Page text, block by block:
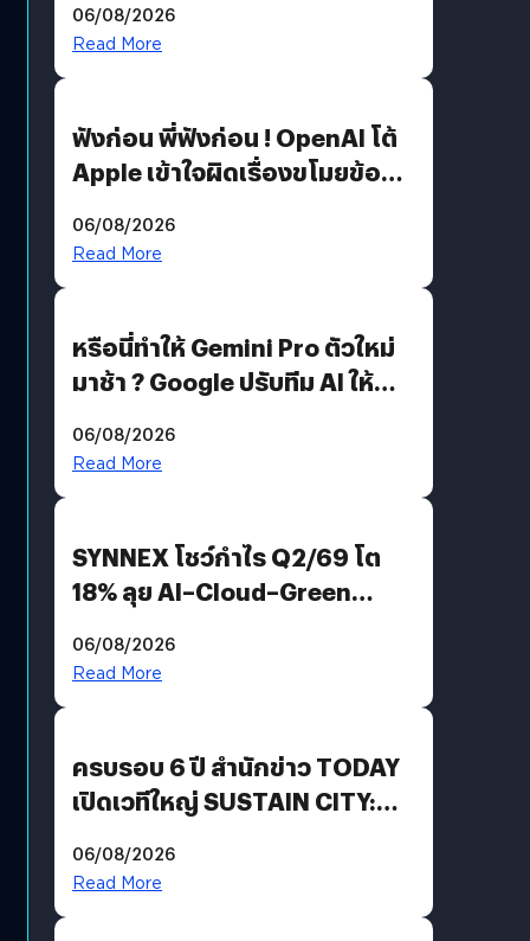
รหัสผ่านหลุด ไม่ใช่แฮ็กเกอร์
06/08/2026
Read More
ฟังก่อน พี่ฟังก่อน ! OpenAI โต้
Apple เข้าใจผิดเรื่องขโมยข้อมูล
06/08/2026
Read More
หรือนี่ทำให้ Gemini Pro ตัวใหม่
มาช้า ? Google ปรับทีม AI ให้
AGI
06/08/2026
Read More
SYNNEX โชว์กำไร Q2/69 โต
18% ลุย AI–Cloud–Green
Revenue เร่งเครื่อง New
06/08/2026
Read More
ครบรอบ 6 ปี สำนักข่าว TODAY
เปิดเวทีใหญ่ SUSTAIN CITY:
แนวทางปรับตัวสู่เศรษฐกิจสี
06/08/2026
Read More